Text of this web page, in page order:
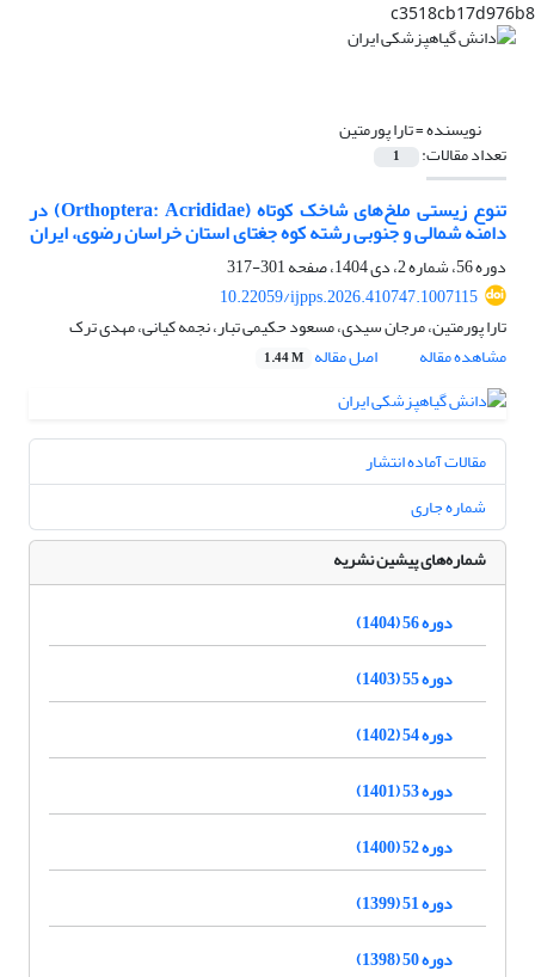
c3518cb17d976b8
نویسنده =تارا پورمتین
تعداد مقالات: 1
تنوع زیستی ملخ‌های شاخک کوتاه (Orthoptera: Acrididae) در
دامنه شمالی و جنوبی رشته کوه جغتای استان خراسان رضوی، ایران
دوره 56، شماره 2، دی 1404، صفحه
301-317
10.22059/ijpps.2026.410747.1007115
تارا پورمتین، مرجان سیدی، مسعود حکیمی تبار، نجمه کیانی، مهدی ترک
مشاهده مقاله
اصل مقاله 1.44 M
مقالات آماده انتشار
شماره جاری
شماره‌های پیشین نشریه
دوره 56 (1404)
دوره 55 (1403)
دوره 54 (1402)
دوره 53 (1401)
دوره 52 (1400)
دوره 51 (1399)
دوره 50 (1398)